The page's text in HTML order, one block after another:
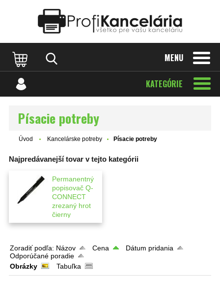
MENU
KATEGÓRIE
Písacie potreby
Úvod Kancelárske potreby Písacie potreby
Najpredávanejší tovar v tejto kategórii
Permanentný
popisovač Q-
CONNECT
zrezaný hrot
čierny
Zoradiť podľa: Názov Cena
Dátum pridania
Odporúčané poradie
Obrázky
Tabuľka
Katalóg internetových stránok Designed by Rawpixel.com